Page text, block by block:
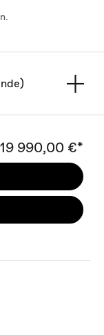
19 990,00 €*